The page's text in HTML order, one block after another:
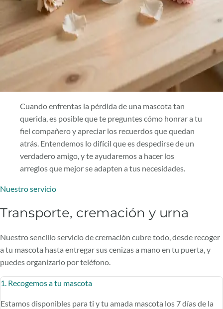
Cuando enfrentas la pérdida de una mascota tan
querida, es posible que te preguntes cómo honrar a tu
fiel compañero y apreciar los recuerdos que quedan
atrás. Entendemos lo difícil que es despedirse de un
verdadero amigo, y te ayudaremos a hacer los
arreglos que mejor se adapten a tus necesidades.
Nuestro servicio
Transporte, cremación y urna
Nuestro sencillo servicio de cremación cubre todo, desde recoger
a tu mascota hasta entregar sus cenizas a mano en tu puerta, y
puedes organizarlo por teléfono.
1. Recogemos a tu mascota
Estamos disponibles para ti y tu amada mascota los 7 días de la